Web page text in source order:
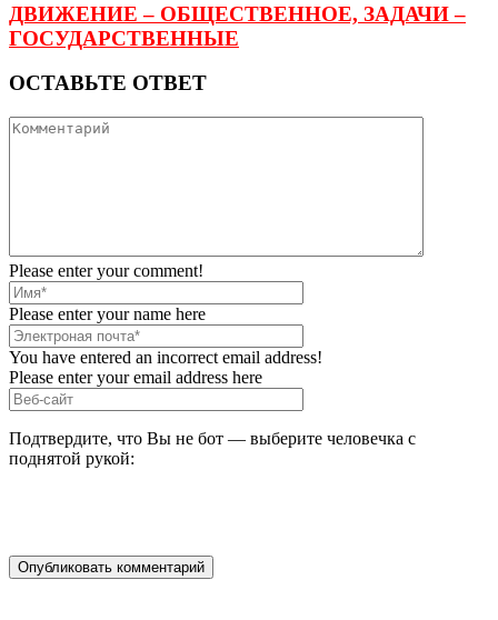
ДВИЖЕНИЕ – ОБЩЕСТВЕННОЕ, ЗАДАЧИ –
ГОСУДАРСТВЕННЫЕ
ОСТАВЬТЕ ОТВЕТ
Please enter your comment!
Please enter your name here
You have entered an incorrect email address!
Please enter your email address here
Подтвердите, что Вы не бот — выберите человечка с
поднятой рукой: